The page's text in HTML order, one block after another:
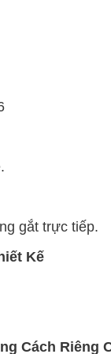
gắt trực tiếp.
Kế
Cách Riêng